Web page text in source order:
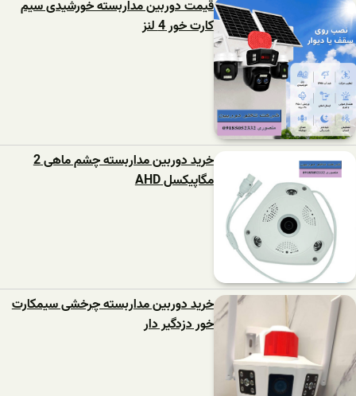
قیمت دوربین مداربسته خورشیدی سیم
کارت خور 4 لنز
خرید دوربین مداربسته چشم ماهی 2
مگاپیکسل AHD
خرید دوربین مداربسته چرخشی سیمکارت
خور دزدگیر دار